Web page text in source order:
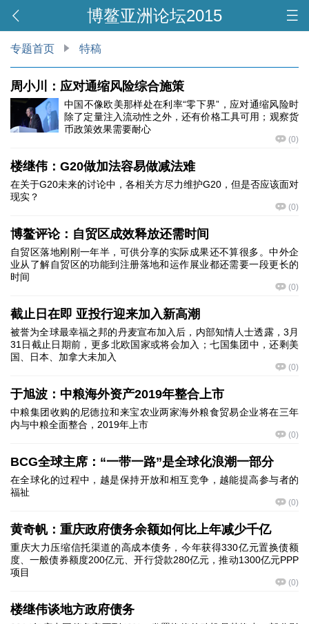
博鳌亚洲论坛2015
专题首页 特稿
周小川：应对通缩风险综合施策
中国不像欧美那样处在利率“零下界”，应对通缩风险时
除了定量注入流动性之外，还有价格工具可用；观察货
币政策效果需要耐心
(0)
楼继伟：G20做加法容易做减法难
在关于G20未来的讨论中，各相关方尽力维护G20，但是否应该面对
现实？
(0)
博鳌评论：自贸区成效释放还需时间
自贸区落地刚刚一年半，可供分享的实际成果还不算很多。中外企
业从了解自贸区的功能到注册落地和运作展业都还需要一段更长的
时间
(0)
截止日在即 亚投行迎来加入新高潮
被誉为全球最幸福之邦的丹麦宣布加入后，内部知情人士透露，3月
31日截止日期前，更多北欧国家或将会加入；七国集团中，还剩美
国、日本、加拿大未加入
(0)
于旭波：中粮海外资产2019年整合上市
中粮集团收购的尼德拉和来宝农业两家海外粮食贸易企业将在三年
内与中粮全面整合，2019年上市
(0)
BCG全球主席：“一带一路”是全球化浪潮一部分
在全球化的过程中，越是保持开放和相互竞争，越能提高参与者的
福祉
(0)
黄奇帆：重庆政府债务余额如何比上年减少千亿
重庆大力压缩信托渠道的高成本债务，今年获得330亿元置换债额
度、一般债券额度200亿元、开行贷款280亿元，推动1300亿元PPP
项目
(0)
楼继伟谈地方政府债务